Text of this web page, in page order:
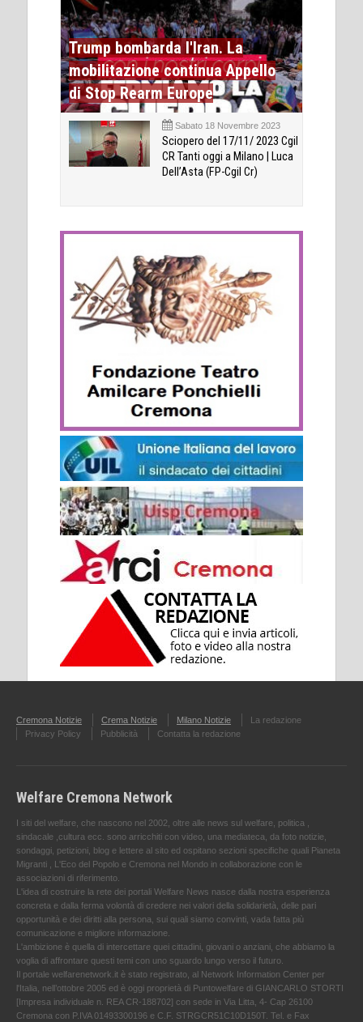
Trump bombarda l'Iran. La
mobilitazione continua Appello
di Stop Rearm Europe
Sabato 18 Novembre 2023
Sciopero del 17/11/ 2023 Cgil
CR Tanti oggi a Milano | Luca
Dell’Asta (FP-Cgil Cr)
Cremona Notizie Crema Notizie Milano Notizie
La redazione
Privacy Policy
Pubblicità Contatta la redazione
Welfare Cremona Network
I siti del welfare, che nascono nel 2002, oltre alle news sul welfare, politica ,
sindacale ,cultura ecc. sono arricchiti con video, una mediateca, da foto notizie,
sondaggi, petizioni, blog e lettere al sito ed ospitano sezioni specifiche quali Pianeta
Migranti , L'Eco del Popolo e Cremona nel Mondo in collaborazione con le
associazioni di riferimento.
L'idea di costruire la rete dei portali Welfare News nasce dalla nostra esperienza
concreta e dalla ferma volontà di credere nei valori della solidarietà, delle pari
opportunità e dei diritti alla persona, sui quali siamo convinti, vada fatta più
comunicazione e migliore informazione.
L'ambizione è quella di intercettare quei cittadini, giovani o anziani, che abbiamo la
voglia di affrontare questi temi con uno sguardo lungo verso il futuro.
Il portale welfarenetwork.it è stato registrato, al Network Information Center per
l'Italia, nell’ottobre 2005 ed è oggi proprietà di Puntowelfare di GIANCARLO STORTI
[Impresa individuale n. REA CR-188702] con sede in Via Litta, 4- Cap 26100
Cremona con P.IVA 01493300196 e C.F. STRGCR51C10D150T. Tel. e Fax